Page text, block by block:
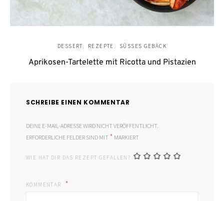
DESSERT REZEPTE SÜSSES GEBÄCK
Aprikosen-Tartelette mit Ricotta und Pistazien
SCHREIBE EINEN KOMMENTAR
DEINE E-MAIL-ADRESSE WIRD NICHT VERÖFFENTLICHT.
ERFORDERLICHE FELDER SIND MIT * MARKIERT
WIE HAT DIR DAS REZEPT GEFALLEN?
KOMMENTAR